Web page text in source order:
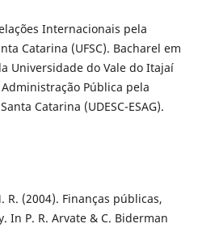
Internacionais pela
Catarina (UFSC). Bacharel em
Universidade do Vale do Itajaí
Pública pela
Catarina (UDESC-ESAG).
R. (2004). Finanças públicas,
In P. R. Arvate & C. Biderman